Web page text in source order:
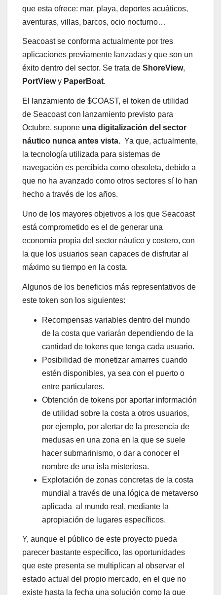
que esta ofrece: mar, playa, deportes acuáticos,
aventuras, villas, barcos, ocio nocturno…
Seacoast se conforma actualmente por tres
aplicaciones previamente lanzadas y que son un
éxito dentro del sector. Se trata de ShoreView,
PortViewy PaperBoat.
El lanzamiento de $COAST, el token de utilidad
de Seacoast con lanzamiento previsto para
Octubre, supone una digitalización del sector
náutico nunca antes vista. Ya que, actualmente,
la tecnología utilizada para sistemas de
navegación es percibida como obsoleta, debido a
que no ha avanzado como otros sectores sí lo han
hecho a través de los años.
Uno de los mayores objetivos a los que Seacoast
está comprometido es el de generar una
economía propia del sector náutico y costero, con
la que los usuarios sean capaces de disfrutar al
máximo su tiempo en la costa.
Algunos de los beneficios más representativos de
este token son los siguientes:
Recompensas variables dentro del mundo
de la costa que variarán dependiendo de la
cantidad de tokens que tenga cada usuario.
Posibilidad de monetizar amarres cuando
estén disponibles, ya sea con el puerto o
entre particulares.
Obtención de tokens por aportar información
de utilidad sobre la costa a otros usuarios,
por ejemplo, por alertar de la presencia de
medusas en una zona en la que se suele
hacer submarinismo, o dar a conocer el
nombre de una isla misteriosa.
Explotación de zonas concretas de la costa
mundial a través de una lógica de metaverso
aplicada al mundo real, mediante la
apropiación de lugares específicos.
Y, aunque el público de este proyecto pueda
parecer bastante específico, las oportunidades
que este presenta se multiplican al observar el
estado actual del propio mercado, en el que no
existe hasta la fecha una solución como la que